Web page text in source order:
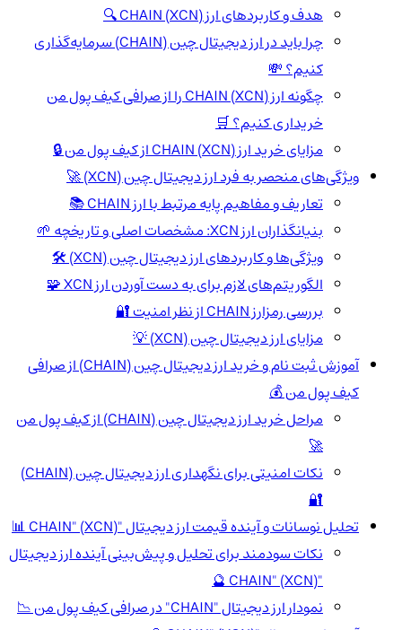
هدف و کاربردهای ارز CHAIN (XCN) 🔍
چرا باید در ارز دیجیتال چین (CHAIN) سرمایه‌گذاری
کنیم؟ 💸
چگونه ارز CHAIN (XCN) را از صرافی کیف پول من
خریداری کنیم؟ 🛒
مزایای خرید ارز CHAIN (XCN) از کیف پول من 🔒
ویژگی‌های منحصر به فرد ارز دیجیتال چین (XCN) 🚀
تعاریف و مفاهیم پایه مرتبط با ارز CHAIN 📚
بنیانگذاران ارز XCN: مشخصات اصلی و تاریخچه 🌱
ویژگی‌ها و کاربردهای ارز دیجیتال چین (XCN) 🛠️
الگوریتم‌های لازم برای به دست آوردن ارز XCN 🧩
بررسی رمزارز CHAIN از نظر امنیت 🔐
مزایای ارز دیجیتال چین (XCN) 💡
آموزش ثبت نام و خرید ارز دیجیتال چین (CHAIN) از صرافی
کیف پول من 💰
مراحل خرید ارز دیجیتال چین (CHAIN) از کیف پول من
🚀
نکات امنیتی برای نگهداری ارز دیجیتال چین (CHAIN)
🔐
تحلیل نوسانات و آینده قیمت ارز دیجیتال "CHAIN" (XCN) 📊
نکات سودمند برای تحلیل و پیش‌بینی آینده ارز دیجیتال
نمودار ارز دیجیتال "CHAIN" در صرافی کیف پول من 📉